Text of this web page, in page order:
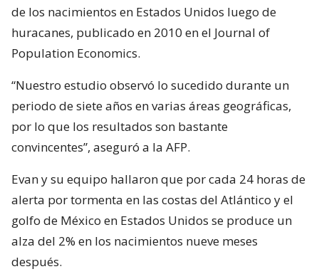
de los nacimientos en Estados Unidos luego de
huracanes, publicado en 2010 en el Journal of
Population Economics.
“Nuestro estudio observó lo sucedido durante un
periodo de siete años en varias áreas geográficas,
por lo que los resultados son bastante
convincentes”, aseguró a la AFP.
Evan y su equipo hallaron que por cada 24 horas de
alerta por tormenta en las costas del Atlántico y el
golfo de México en Estados Unidos se produce un
alza del 2% en los nacimientos nueve meses
después.